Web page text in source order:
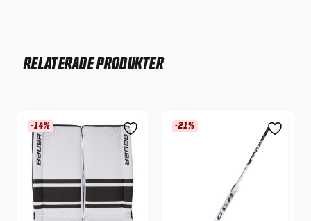
RELATERADE PRODUKTER
-14% -21%